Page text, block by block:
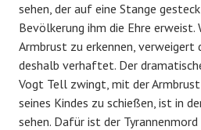
sehen, der auf eine Stange
Bevölkerung ihm die Ehre erweist.
Armbrust zu erkennen, verweigert
deshalb verhaftet. Der
Vogt Tell zwingt, mit der
seines Kindes zu schießen, ist in
sehen. Dafür ist der